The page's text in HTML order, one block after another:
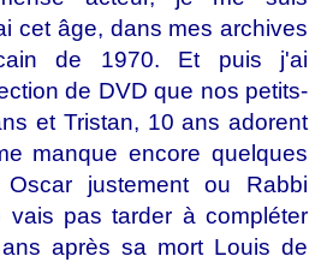
cet âge, dans mes archives
de 1970. Et puis j'ai
de DVD que nos petits-
et Tristan, 10 ans adorent
manque encore quelques
Oscar justement ou Rabbi
pas tarder à compléter
après sa mort Louis de